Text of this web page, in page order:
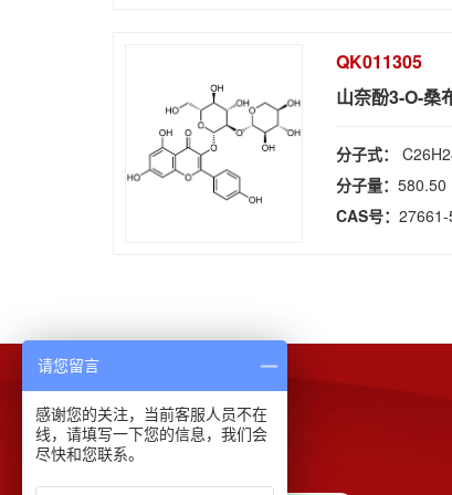
QK011305
山奈酚3-O-桑
分子式：
分子量：580.50
CAS号：
下载中心
请您留言
感谢您的关注，当前客服人员不在
线，请填写一下您的信息，我们会
尽快和您联系。